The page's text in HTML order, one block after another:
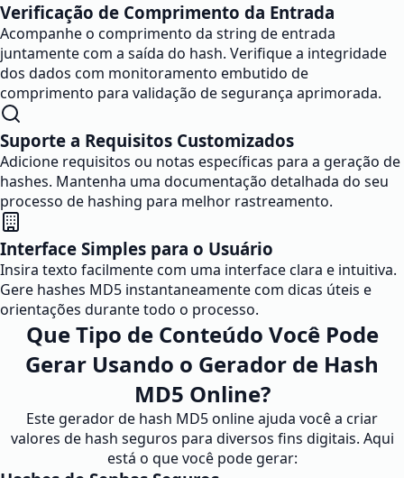
Verificação de Comprimento da Entrada
Acompanhe o comprimento da string de entrada
juntamente com a saída do hash. Verifique a integridade
dos dados com monitoramento embutido de
comprimento para validação de segurança aprimorada.
Suporte a Requisitos Customizados
Adicione requisitos ou notas específicas para a geração de
hashes. Mantenha uma documentação detalhada do seu
processo de hashing para melhor rastreamento.
Interface Simples para o Usuário
Insira texto facilmente com uma interface clara e intuitiva.
Gere hashes MD5 instantaneamente com dicas úteis e
orientações durante todo o processo.
Que Tipo de Conteúdo Você Pode
Gerar Usando o Gerador de Hash
MD5 Online?
Este gerador de hash MD5 online ajuda você a criar
valores de hash seguros para diversos fins digitais. Aqui
está o que você pode gerar: